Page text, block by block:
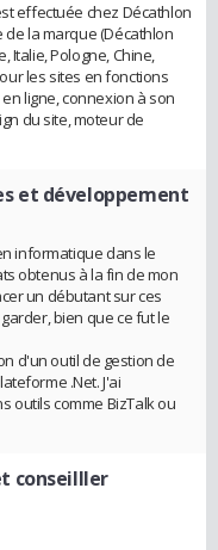
effectuée chez Décathlon
la marque (Décathlon
Italie, Pologne, Chine,
les sites en fonctions
ligne, connexion à son
du site, moteur de
et développement
informatique dans le
obtenus à la fin de mon
un débutant sur ces
bien que ce fut le
d'un outil de gestion de
.Net. J'ai
outils comme BizTalk ou
conseilller